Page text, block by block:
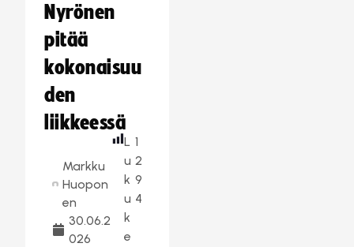
Nyrönen
pitää
kokonaisuu
den
liikkeessä
Markku
Huopon
en
30.06.2
026
L
u
k
u
k
e
1
2
9
4